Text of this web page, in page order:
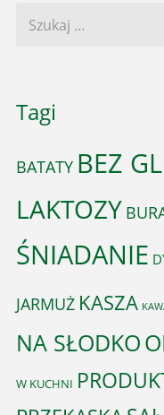
Tagi
BATATY BEZ
LAKTOZY
ŚNIADANIE
JARMUŻ KASZA
NA SŁODKO
W KUCHNI